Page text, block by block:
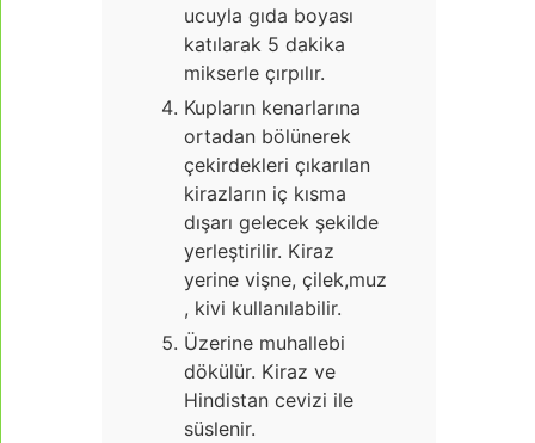
ucuyla gıda boyası
katılarak 5 dakika
mikserle çırpılır.
Kupların kenarlarına
ortadan bölünerek
çekirdekleri çıkarılan
kirazların iç kısma
dışarı gelecek şekilde
yerleştirilir. Kiraz
yerine vişne, çilek,muz
, kivi kullanılabilir.
Üzerine muhallebi
dökülür. Kiraz ve
Hindistan cevizi ile
süslenir.